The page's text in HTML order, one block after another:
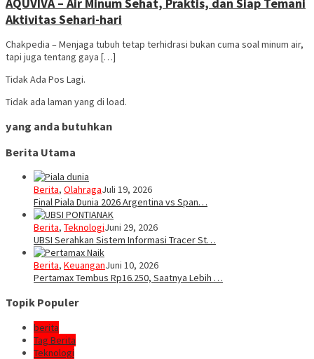
Aktivitas Sehari-hari
Chakpedia – Menjaga tubuh tetap terhidrasi bukan cuma soal minum air,
tapi juga tentang gaya […]
Tidak Ada Pos Lagi.
Tidak ada laman yang di load.
yang anda butuhkan
Berita Utama
Berita, OlahragaJuli 19, 2026
Final Piala Dunia 2026 Argentina vs Span…
Berita, TeknologiJuni 29, 2026
UBSI Serahkan Sistem Informasi Tracer St…
Berita, KeuanganJuni 10, 2026
Pertamax Tembus Rp16.250, Saatnya Lebih …
Topik Populer
berita
Tag Berita
Teknologi